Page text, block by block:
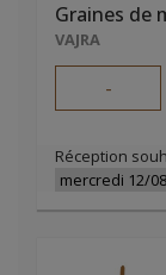
Graines de
VAJRA
-
Réception